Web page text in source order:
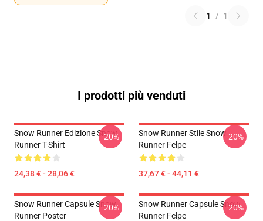
1 / 1
I prodotti più venduti
Snow Runner Edizione Snow
Runner T-Shirt
24,38 € - 28,06 €
-20%
Snow Runner Stile Snow
Runner Felpe
37,67 € - 44,11 €
-20%
Snow Runner Capsule Snow
Runner Poster
-20%
Snow Runner Capsule Snow
Runner Felpe
-20%